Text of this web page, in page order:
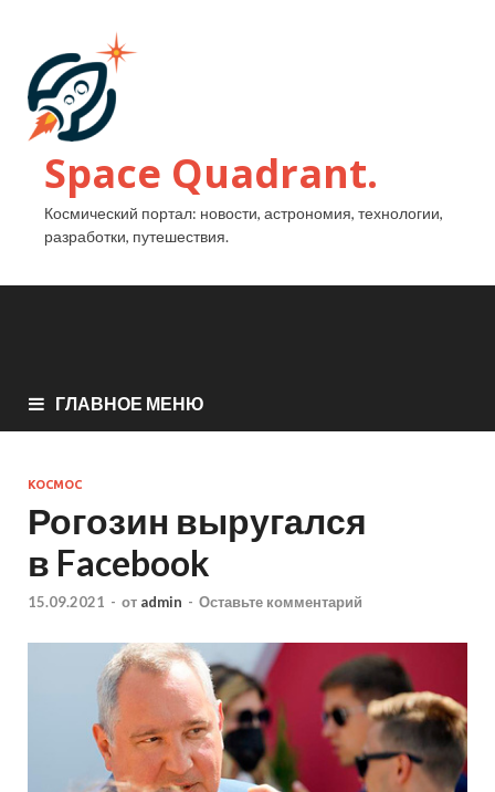
Space Quadrant.
Космический портал: новости, астрономия, технологии,
разработки, путешествия.
ГЛАВНОЕ МЕНЮ
КОСМОС
Рогозин выругался
в Facebook
15.09.2021 - от admin - Оставьте комментарий